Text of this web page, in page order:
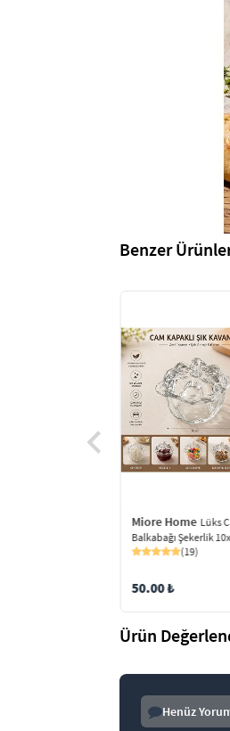
Benzer
Miore Home Lüks
Balkabağı Şekerlik
(19)
50.00 ₺
Ürün
Henüz